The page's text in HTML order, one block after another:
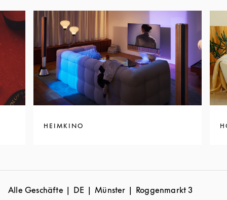
HEIMKINO
Alle Geschäfte DE Münster Roggenmarkt 3